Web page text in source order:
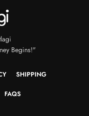
Begins!"
SHIPPING
FAQS